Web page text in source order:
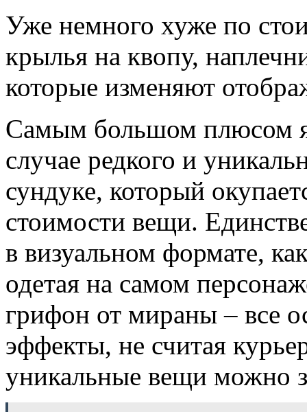
Уже немного хуже по
крылья на квопу,
которые изменяют
Самым большом плюсом
случае редкого и
сундуке, который
стоимости вещи.
в визуальном формате,
одетая на самом
грифон от мираны – все
эффекты, не считая
уникальные вещи можно